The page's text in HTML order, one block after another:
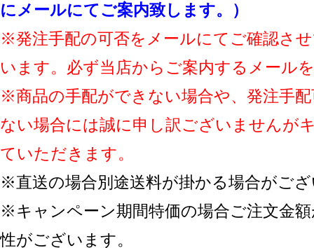
にメールにてご案内致します。）
※発注手配の可否をメールにてご確認さ
います。必ず当店からご案内するメール
※商品の手配ができない場合や、発注手
ない場合には誠に申し訳ございませんが
ていただきます。
※直送の場合別途送料が掛かる場合がご
※キャンペーン期間特価の場合ご注文金
性がございます。